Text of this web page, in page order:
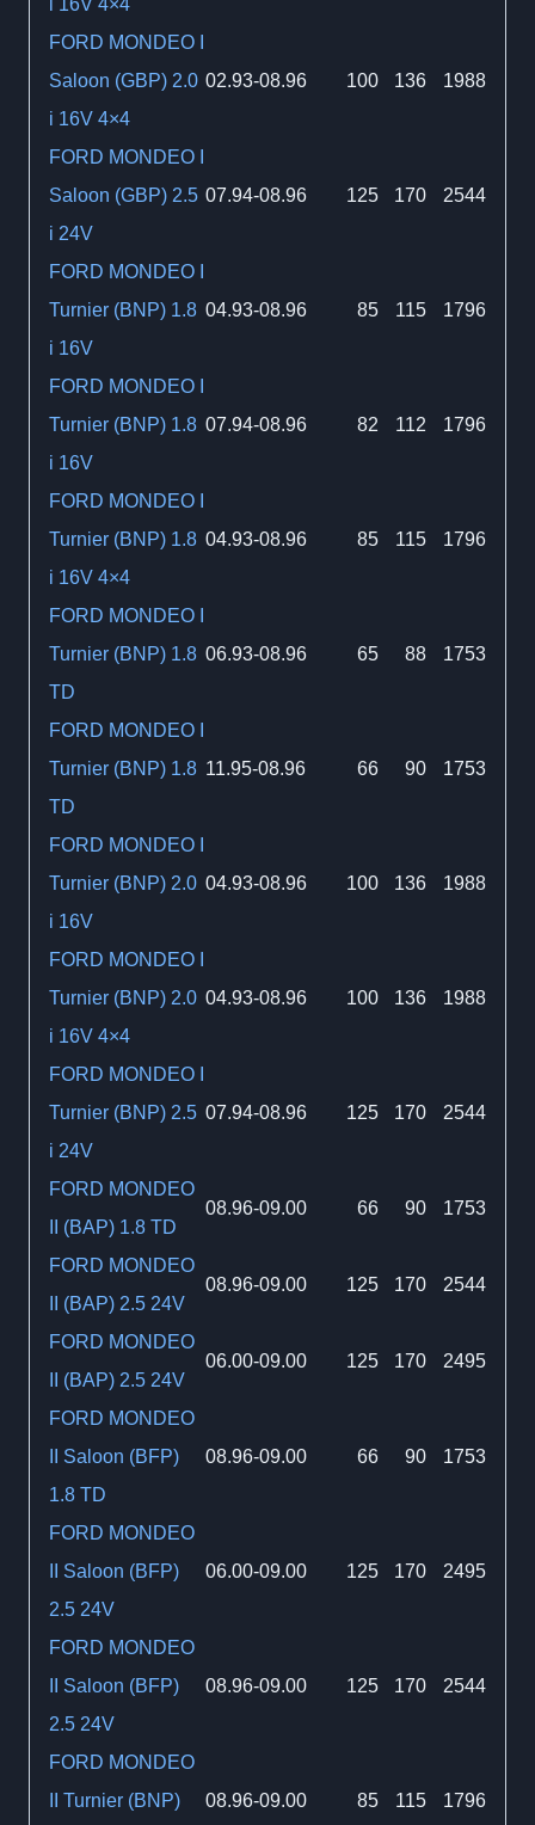
i 16V 4×4
FORD MONDEO I
Saloon (GBP) 2.0
i 16V 4×4
02.93-08.96 100 136 1988
FORD MONDEO I
Saloon (GBP) 2.5
i 24V
07.94-08.96 125 170 2544
FORD MONDEO I
Turnier (BNP) 1.8
i 16V
04.93-08.96 85 115 1796
FORD MONDEO I
Turnier (BNP) 1.8
i 16V
07.94-08.96 82 112 1796
FORD MONDEO I
Turnier (BNP) 1.8
i 16V 4×4
04.93-08.96 85 115 1796
FORD MONDEO I
Turnier (BNP) 1.8
TD
06.93-08.96 65 88 1753
FORD MONDEO I
Turnier (BNP) 1.8
TD
11.95-08.96 66 90 1753
FORD MONDEO I
Turnier (BNP) 2.0
i 16V
04.93-08.96 100 136 1988
FORD MONDEO I
Turnier (BNP) 2.0
i 16V 4×4
04.93-08.96 100 136 1988
FORD MONDEO I
Turnier (BNP) 2.5
i 24V
07.94-08.96 125 170 2544
FORD MONDEO
II (BAP) 1.8 TD
08.96-09.00 66 90 1753
FORD MONDEO
II (BAP) 2.5 24V
08.96-09.00 125 170 2544
FORD MONDEO
II (BAP) 2.5 24V
06.00-09.00 125 170 2495
FORD MONDEO
II Saloon (BFP)
1.8 TD
08.96-09.00 66 90 1753
FORD MONDEO
II Saloon (BFP)
2.5 24V
06.00-09.00 125 170 2495
FORD MONDEO
II Saloon (BFP)
2.5 24V
08.96-09.00 125 170 2544
FORD MONDEO
II Turnier (BNP)
08.96-09.00 85 115 1796